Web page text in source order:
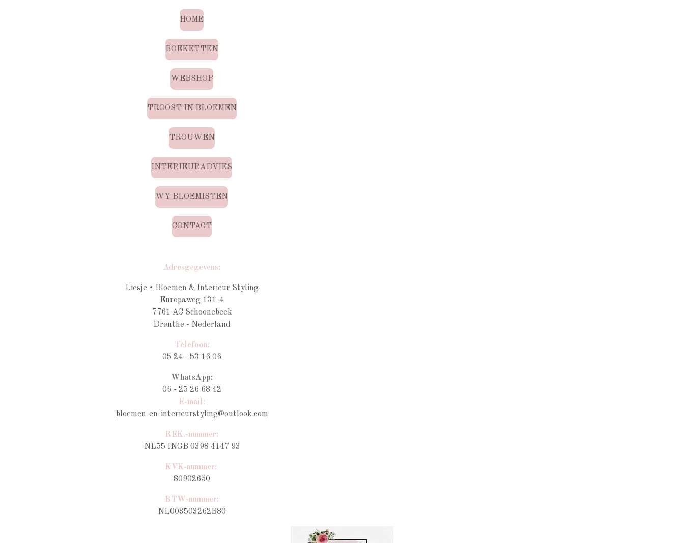
HOME
BOEKETTEN
WEBSHOP
TROOST IN BLOEMEN
TROUWEN
INTERIEURADVIES
WY BLOEMISTEN
CONTACT
Adresgegevens:
Liesje • Bloemen & Interieur Styling
Europaweg 131-4
7761 AC Schoonebeek
Drenthe - Nederland
Telefoon:
05 24 - 53 16 06
WhatsApp:
06 - 25 26 68 42
E-mail:
bloemen-en-interieurstyling@outlook.com
REK.-nummer:
NL55 INGB 0398 4147 93
KVK-nummer:
80902650
BTW-nummer:
NL003503262B80